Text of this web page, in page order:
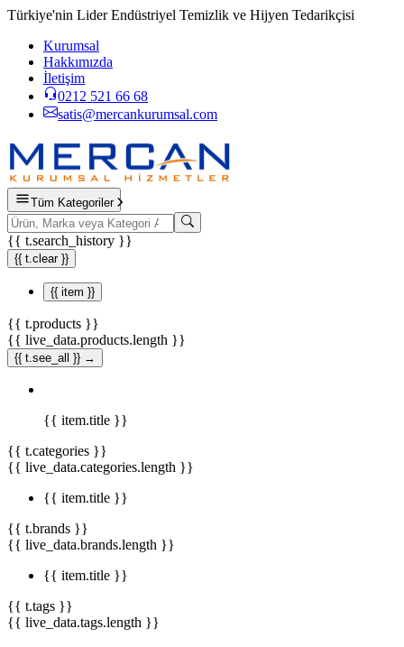
Türkiye'nin Lider Endüstriyel Temizlik ve Hijyen Tedarikçisi
Kurumsal
Hakkımızda
İletişim
0212 521 66 68
satis@mercankurumsal.com
Tüm Kategoriler
{{ t.search_history }}
{{ t.clear }}
{{ item }}
{{ t.products }}
{{ live_data.products.length }}
{{ t.see_all }} →
{{ item.title }}
{{ t.categories }}
{{ live_data.categories.length }}
{{ item.title }}
{{ t.brands }}
{{ live_data.brands.length }}
{{ item.title }}
{{ t.tags }}
{{ live_data.tags.length }}